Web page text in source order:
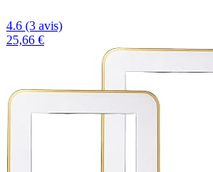
4.6 (3 avis)
25,66 €